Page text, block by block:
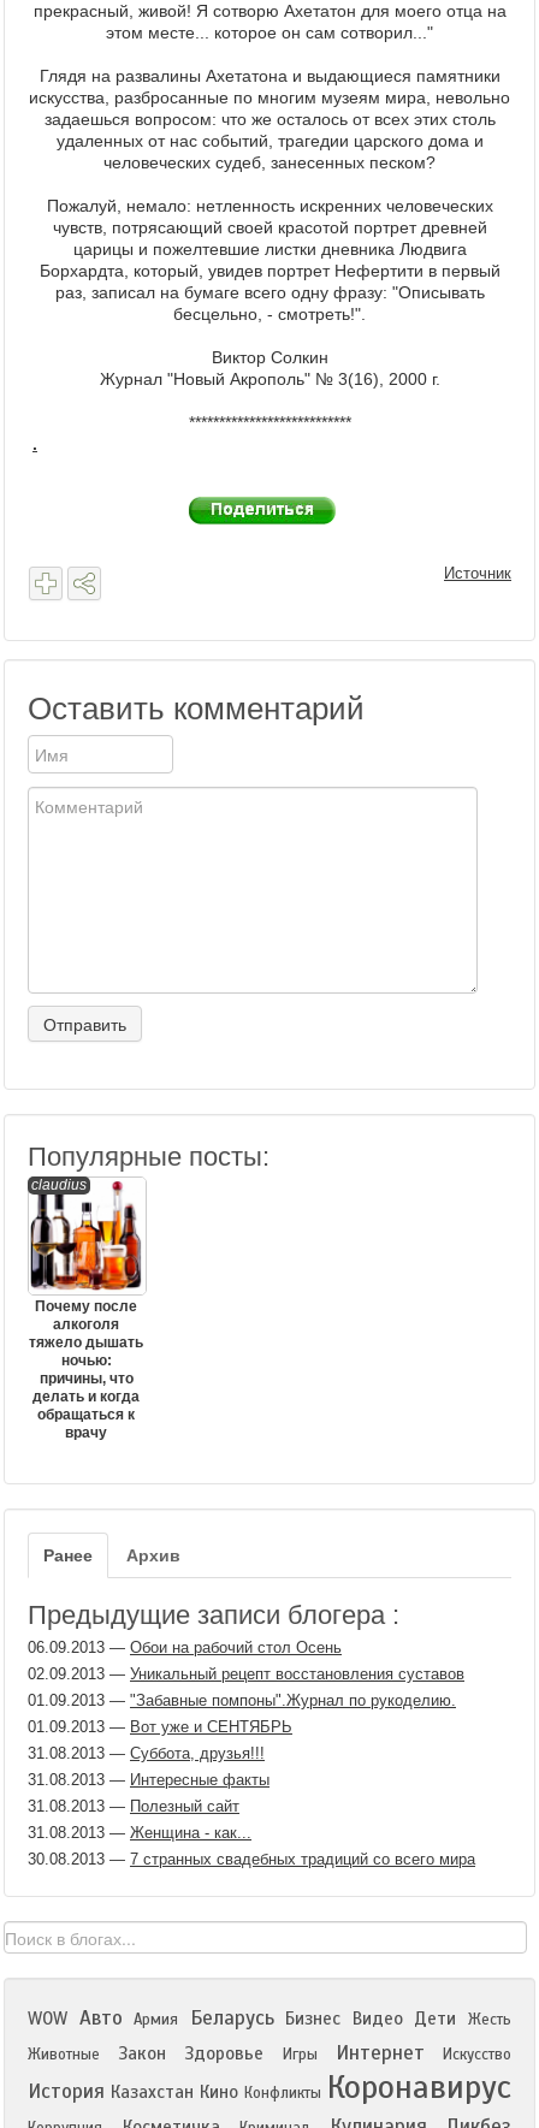
прекрасный, живой! Я сотворю Ахетатон для моего отца на
этом месте... которое он сам сотворил..."
Глядя на развалины Ахетатона и выдающиеся памятники
искусства, разбросанные по многим музеям мира, невольно
задаешься вопросом: что же осталось от всех этих столь
удаленных от нас событий, трагедии царского дома и
человеческих судеб, занесенных песком?
Пожалуй, немало: нетленность искренних человеческих
чувств, потрясающий своей красотой портрет древней
царицы и пожелтевшие листки дневника Людвига
Борхардта, который, увидев портрет Нефертити в первый
раз, записал на бумаге всего одну фразу: "Описывать
бесцельно, - смотреть!".
Виктор Солкин
Журнал "Новый Акрополь" № 3(16), 2000 г.
***************************
.
Источник
Оставить комментарий
Популярные посты:
claudius
Почему после
алкоголя
тяжело дышать
ночью:
причины, что
делать и когда
обращаться к
врачу
Ранее Архив
Предыдущие записи блогера :
06.09.2013 — Обои на рабочий стол Осень
02.09.2013 — Уникальный рецепт восстановления суставов
01.09.2013 — "Забавные помпоны".Журнал по рукоделию.
01.09.2013 — Вот уже и СЕНТЯБРЬ
31.08.2013 — Суббота, друзья!!!
31.08.2013 — Интересные факты
31.08.2013 — Полезный сайт
31.08.2013 — Женщина - как...
30.08.2013 — 7 странных свадебных традиций со всего мира
WOW Авто Армия Беларусь Бизнес Видео Дети
Жесть
Животные
Закон Здоровье Игры Интернет Искусство
История Казахстан Кино Конфликты Коронавирус